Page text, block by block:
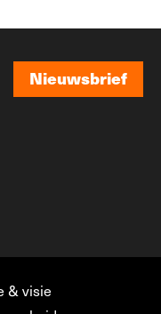
Nieuwsbrief
& visie